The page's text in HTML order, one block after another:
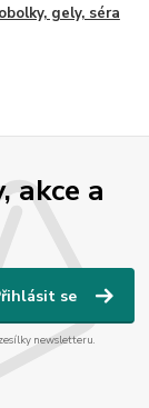
gely, séra
akce a
se
newsletteru.